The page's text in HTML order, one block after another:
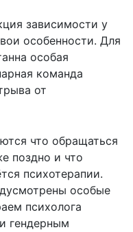
зависимости у
особенности. Для
особая
команда
от
что обращаться
поздно и что
психотерапии.
особые
психолога
гендерным